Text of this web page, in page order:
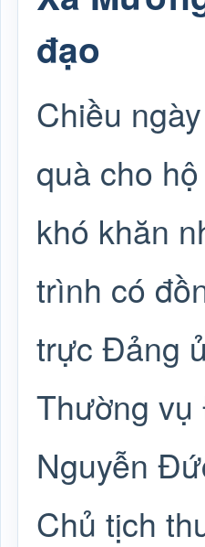
đạo
Chiều
quà cho
khó khăn
trình có
trực Đảng
Thường
Nguyễn
Chủ tịch